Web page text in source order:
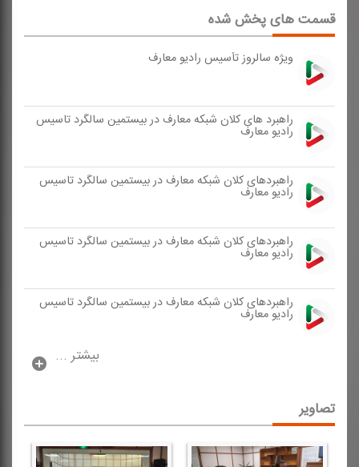
قسمت های پخش شده
ویژه سالروز تأسیس رادیو معارف
راهبرد های كلان شبكه معارف در بیستمین سالگرد تاسیس
رادیو معارف
راهبردهای كلان شبكه معارف در بیستمین سالگرد تاسیس
رادیو معارف
راهبردهای كلان شبكه معارف در بیستمین سالگرد تاسیس
رادیو معارف
راهبردهای كلان شبكه معارف در بیستمین سالگرد تاسیس
رادیو معارف
بیشتر ...
تصاویر